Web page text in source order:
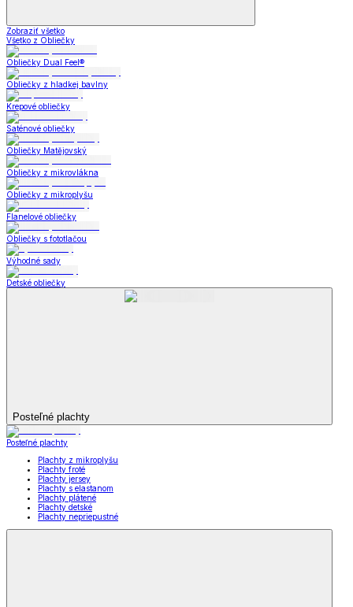
Zobraziť všetko
Všetko z Obliečky
Obliečky Dual Feel®
Obliečky z hladkej bavlny
Krepové obliečky
Saténové obliečky
Obliečky Matějovský
Obliečky z mikrovlákna
Obliečky z mikroplyšu
Flanelové obliečky
Obliečky s fototlačou
Výhodné sady
Detské obliečky
Posteľné plachty
Posteľné plachty
Plachty z mikroplyšu
Plachty froté
Plachty jersey
Plachty s elastanom
Plachty plátené
Plachty detské
Plachty nepriepustné